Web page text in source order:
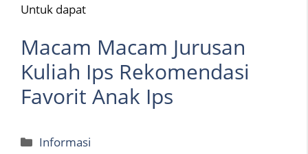
Untuk dapat
Macam Macam Jurusan
Kuliah Ips Rekomendasi
Favorit Anak Ips
Categories
Informasi